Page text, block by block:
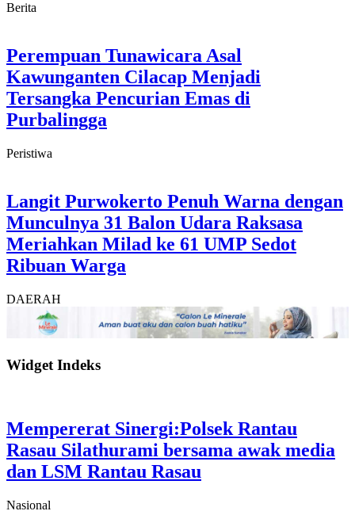
Berita
Perempuan Tunawicara Asal
Kawunganten Cilacap Menjadi
Tersangka Pencurian Emas di
Purbalingga
Peristiwa
Langit Purwokerto Penuh Warna dengan
Munculnya 31 Balon Udara Raksasa
Meriahkan Milad ke 61 UMP Sedot
Ribuan Warga
DAERAH
Widget Indeks
Mempererat Sinergi:Polsek Rantau
Rasau Silathurami bersama awak media
dan LSM Rantau Rasau
Nasional